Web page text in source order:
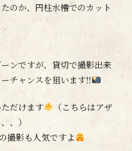
のか、円柱水槽でのカット
ンですが、貸切で撮影出来
チャンスを狙います‼
だけます
（こちらはアザ
、）
撮影も人気ですよ